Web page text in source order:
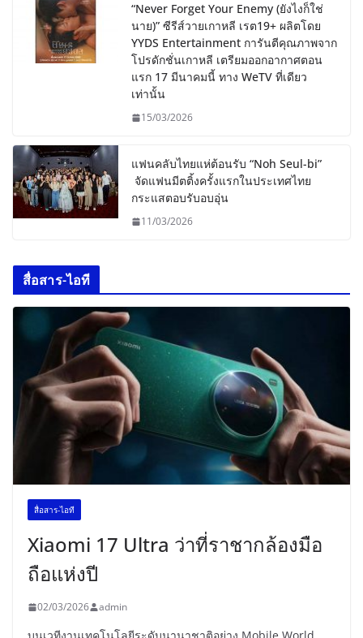
“Never Forget Your Enemy (ยังไงก็ใช่
นาย)” ซีรีส์วายเกาหลี เรต19+ ผลิตโดย
YYDS Entertainment การันตีคุณภาพจาก
โปรดักชั่นเกาหลี เตรียมออกอากาศตอน
แรก 17 มีนาคมนี้ ทาง WeTV ที่เดียว
เท่านั้น
15/03/2026
แฟนคลับไทยแห่ต้อนรับ “Noh Seul-bi”
จัดแฟนมีตติ้งครั้งแรกในประเทศไทย
กระแสตอบรับอบอุ่น
11/03/2026
สื่อสาร-ไอที
สื่อสาร-ไอที
Xiaomi 17 Ultra ว่าที่ราชากล้องมือ
ถือแห่งปี
02/03/2026 admin